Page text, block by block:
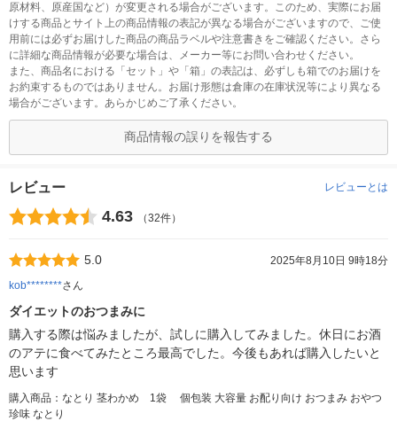
原材料、原産国など）が変更される場合がございます。このため、実際にお届
けする商品とサイト上の商品情報の表記が異なる場合がございますので、ご使
用前には必ずお届けした商品の商品ラベルや注意書きをご確認ください。さら
に詳細な商品情報が必要な場合は、メーカー等にお問い合わせください。
また、商品名における「セット」や「箱」の表記は、必ずしも箱でのお届けを
お約束するものではありません。お届け形態は倉庫の在庫状況等により異なる
場合がございます。あらかじめご了承ください。
商品情報の誤りを報告する
レビュー レビューとは
4.63 （32件）
5.0
2025年8月10日 9時18分
kob********さん
ダイエットのおつまみに
購入する際は悩みましたが、試しに購入してみました。休日にお酒
のアテに食べてみたところ最高でした。今後もあれば購入したいと
思います
購入商品：なとり 茎わかめ 1袋 個包装 大容量 お配り向け おつまみ おやつ
珍味 なとり